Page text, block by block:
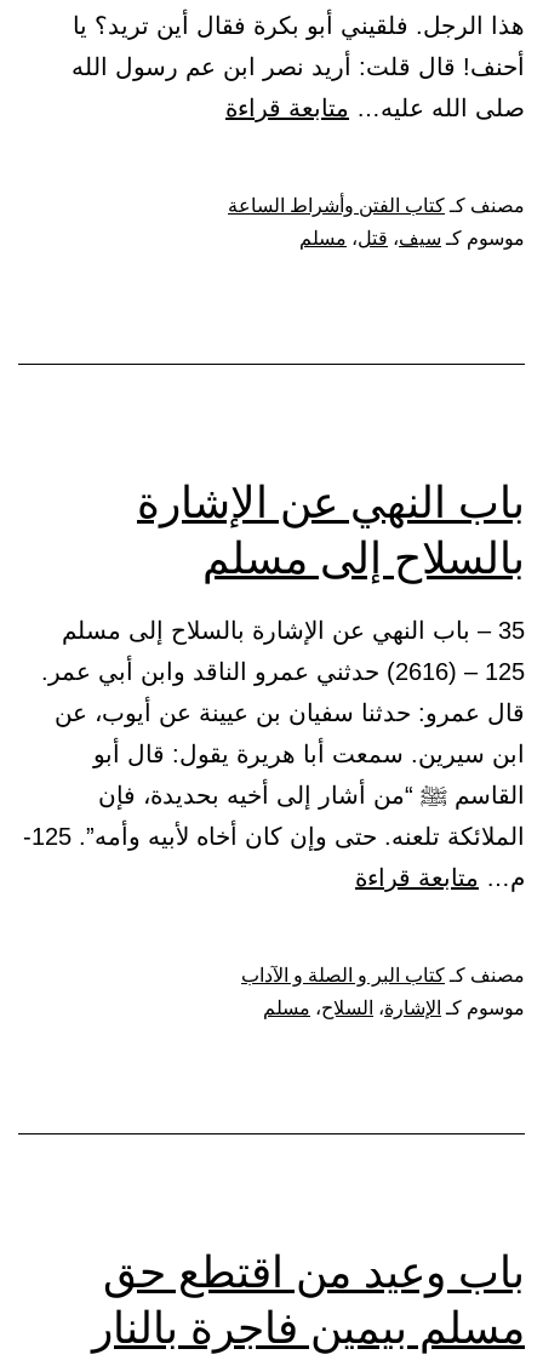
هذا الرجل. فلقيني أبو بكرة فقال أين تريد؟ يا
أحنف! قال قلت: أريد نصر ابن عم رسول الله
صلى الله عليه… متابعة قراءة
مصنف كـكتاب الفتن وأشراط الساعة
موسوم كـ سيف، قتل، مسلم
باب النهي عن الإشارة
بالسلاح إلى مسلم
35 – باب النهي عن الإشارة بالسلاح إلى مسلم
125 – (2616) حدثني عمرو الناقد وابن أبي عمر.
قال عمرو: حدثنا سفيان بن عيينة عن أيوب، عن
ابن سيرين. سمعت أبا هريرة يقول: قال أبو
القاسم ﷺ “من أشار إلى أخيه بحديدة، فإن
الملائكة تلعنه. حتى وإن كان أخاه لأبيه وأمه”. 125-
م… متابعة قراءة
عن
الإشارة
مصنف كـكتاب البر و الصلة و الآداب
موسوم كـ الإشارة، السلاح، مسلم
باب وعيد من اقتطع حق
مسلم بيمين فاجرة بالنار